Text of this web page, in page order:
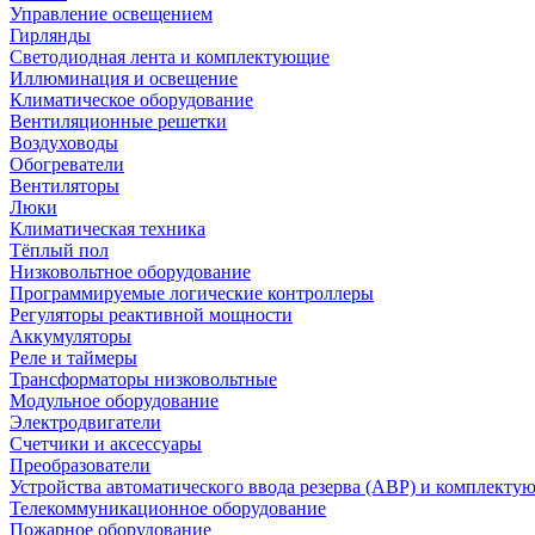
Управление освещением
Гирлянды
Светодиодная лента и комплектующие
Иллюминация и освещение
Климатическое оборудование
Вентиляционные решетки
Воздуховоды
Обогреватели
Вентиляторы
Люки
Климатическая техника
Тёплый пол
Низковольтное оборудование
Программируемые логические контроллеры
Регуляторы реактивной мощности
Аккумуляторы
Реле и таймеры
Трансформаторы низковольтные
Модульное оборудование
Электродвигатели
Счетчики и аксессуары
Преобразователи
Устройства автоматического ввода резерва (АВР) и
Телекоммуникационное оборудование
Пожарное оборудование